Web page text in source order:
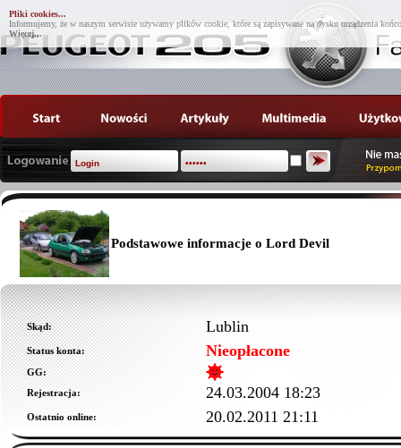
Pliki cookies...
Informujemy, że w naszym serwisie używamy plików cookie, które są zapisywane na dysku urządzenia
Więcej...
Podstawowe informacje o Lord Devil
Skąd: Lublin
Status konta: Nieopłacone
GG:
Rejestracja:
24.03.2004 18:23
Ostatnio online: 20.02.2011 21:11